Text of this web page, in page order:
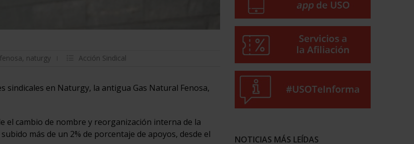
, naturgy Acción Sindical
sindicales en Naturgy, la antigua Gas Natural Fenosa,
el cambio de nombre y reorganización interna de la
más de un 2% de porcentaje de apoyos, desde el
NOTICIAS MÁS LEÍDAS